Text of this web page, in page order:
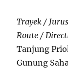
Trayek /
Route /
Tanjung
Gunung